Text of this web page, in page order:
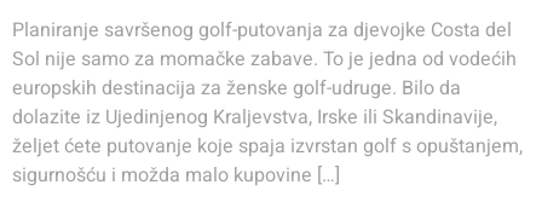
Planiranje savršenog golf-putovanja za djevojke Costa del
Sol nije samo za momačke zabave. To je jedna od vodećih
europskih destinacija za ženske golf-udruge. Bilo da
dolazite iz Ujedinjenog Kraljevstva, Irske ili Skandinavije,
željet ćete putovanje koje spaja izvrstan golf s opuštanjem,
sigurnošću i možda malo kupovine […]